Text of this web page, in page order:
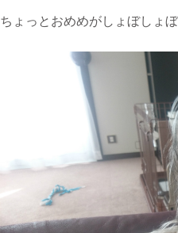
ちょっとおめめがしょぼしょ